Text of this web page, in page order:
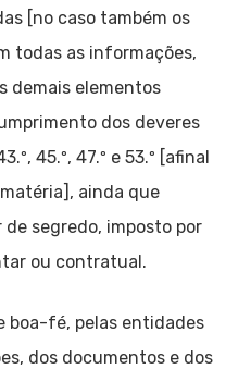
[no caso também os
todas as informações,
demais elementos
dos deveres
45.º, 47.º e 53.º [afinal
ainda que
segredo, imposto por
ou contratual.
boa-fé, pelas entidades
dos documentos e dos